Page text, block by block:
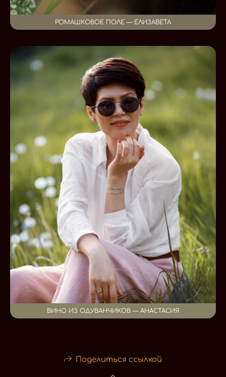
РОМАШКОВОЕ ПОЛЕ — ЕЛИЗАВЕТА
ВИНО ИЗ ОДУВАНЧИКОВ — АНАСТАСИЯ
Поделиться ссылкой